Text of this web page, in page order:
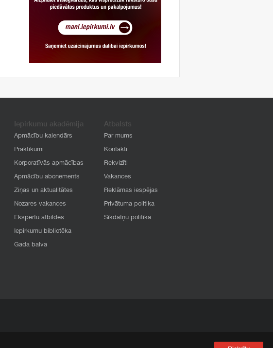
Iepirkumu akadēmija
Apmācību kalendārs
Praktikumi
Korporatīvās apmācības
Apmācību abonements
Ziņas un aktualitātes
Nozares vakances
Ekspertu atbildes
Iepirkumu bibliotēka
Gada balva
Atbalsts
Par mums
Kontakti
Rekvizīti
Vakances
Reklāmas iespējas
Privātuma politika
Sīkdatņu politika